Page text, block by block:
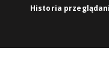
Historia